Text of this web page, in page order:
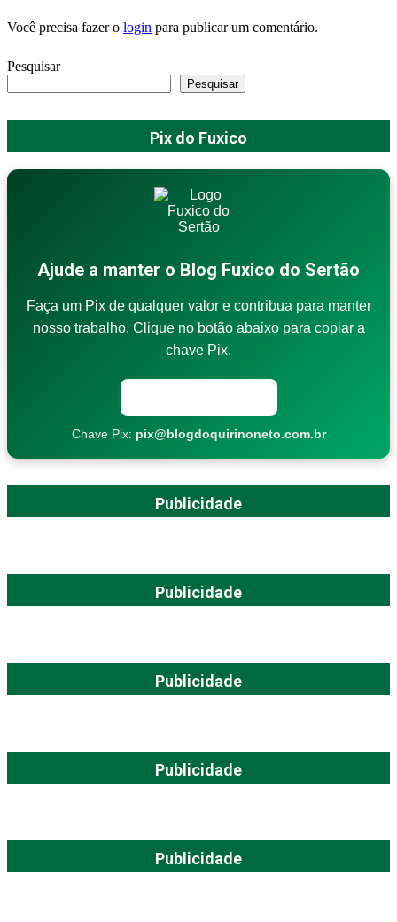
Você precisa fazer o login para publicar um comentário.
Pesquisar
Pesquisar
Pix do Fuxico
Ajude a manter o Blog Fuxico do Sertão
Faça um Pix de qualquer valor e contribua para manter
nosso trabalho. Clique no botão abaixo para copiar a
chave Pix.
Chave Pix: pix@blogdoquirinoneto.com.br
Publicidade
Publicidade
Publicidade
Publicidade
Publicidade